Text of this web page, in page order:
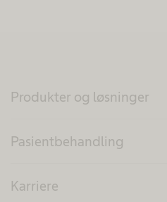
Produkter og løsninger
Pasientbehandling
Karriere